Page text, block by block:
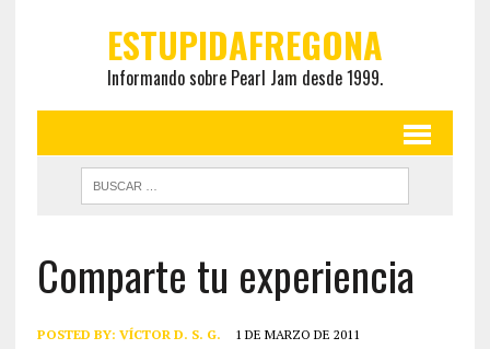
ESTUPIDAFREGONA
Informando sobre Pearl Jam desde 1999.
Comparte tu experiencia
POSTED BY: VÍCTOR D. S. G. 1 DE MARZO DE 2011